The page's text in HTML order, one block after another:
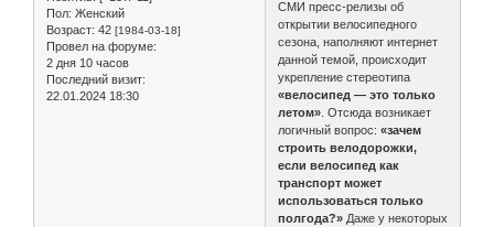
Пол: Женский
Возраст: 42 [1984-03-18]
Провел на форуме:
2 дня 10 часов
Последний визит:
22.01.2024 18:30
СМИ пресс-релизы об
открытии велосипедного
сезона, наполняют интернет
данной темой, происходит
укрепление стереотипа
«велосипед — это только
летом» . Отсюда возникает
логичный вопрос:«зачем
строить велодорожки,
если велосипед как
транспорт может
использоваться только
полгода?» Даже у некоторых